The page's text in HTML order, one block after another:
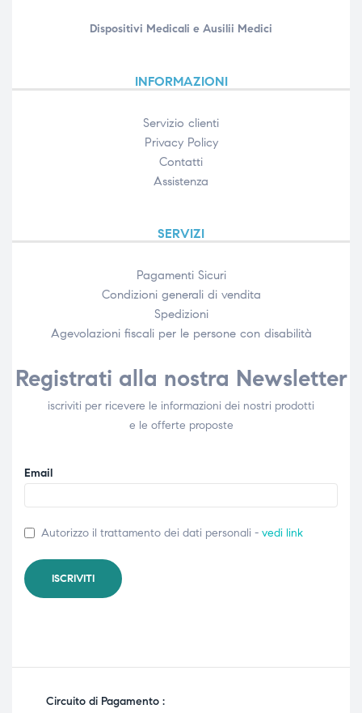
Dispositivi Medicali e Ausilii Medici
INFORMAZIONI
Servizio clienti
Privacy Policy
Contatti
Assistenza
SERVIZI
Pagamenti Sicuri
Condizioni generali di vendita
Spedizioni
Agevolazioni fiscali per le persone con disabilità​
Registrati alla nostra Newsletter
iscriviti per ricevere le informazioni dei nostri prodotti
e le offerte proposte
Email
Autorizzo il trattamento dei dati personali - vedi link
Circuito di Pagamento :